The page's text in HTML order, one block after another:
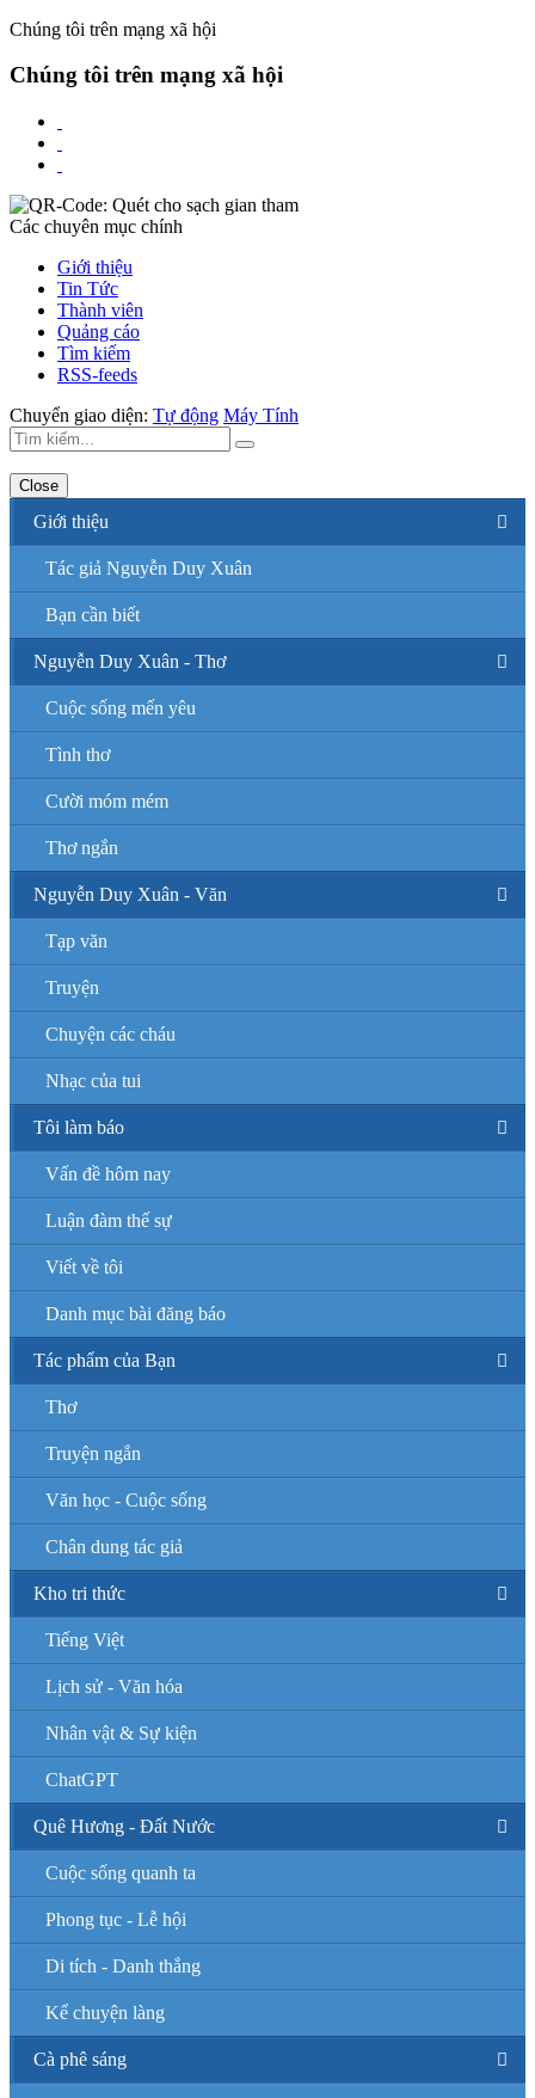
Chúng tôi trên mạng xã hội
Chúng tôi trên mạng xã hội
Các chuyên mục chính
Giới thiệu
Tin Tức
Thành viên
Quảng cáo
Tìm kiếm
RSS-feeds
Chuyển giao diện: Tự động Máy Tính
Close
Giới thiệu
Tác giả Nguyễn Duy Xuân
Bạn cần biết
Nguyễn Duy Xuân - Thơ
Cuộc sống mến yêu
Tình thơ
Cười móm mém
Thơ ngắn
Nguyễn Duy Xuân - Văn
Tạp văn
Truyện
Chuyện các cháu
Nhạc của tui
Tôi làm báo
Vấn đề hôm nay
Luận đàm thế sự
Viết về tôi
Danh mục bài đăng báo
Tác phẩm của Bạn
Thơ
Truyện ngắn
Văn học - Cuộc sống
Chân dung tác giả
Kho tri thức
Tiếng Việt
Lịch sử - Văn hóa
Nhân vật & Sự kiện
ChatGPT
Quê Hương - Đất Nước
Cuộc sống quanh ta
Phong tục - Lễ hội
Di tích - Danh thắng
Kể chuyện làng
Cà phê sáng